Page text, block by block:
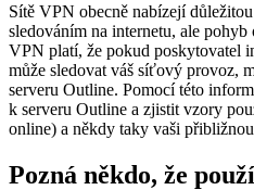
Sítě VPN obecně nabízejí
sledováním na internetu, ale
VPN platí, že pokud poskytovatel
může sledovat váš síťový provoz,
serveru Outline. Pomocí této
k serveru Outline a zjistit vzory
online) a někdy taky vaši
Pozná někdo, že